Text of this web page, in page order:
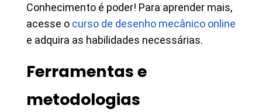
Conhecimento é poder! Para aprender mais,
acesse o curso de desenho mecânico online
e adquira as habilidades necessárias.
Ferramentas e
metodologias